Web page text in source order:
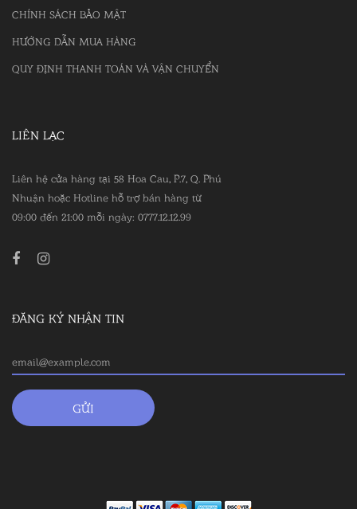
CHÍNH SÁCH BẢO MẬT
HƯỚNG DẪN MUA HÀNG
QUY ĐỊNH THANH TOÁN VÀ VẬN CHUYỂN
LIÊN LẠC
Liên hệ cửa hàng tại 58 Hoa Cau, P.7, Q. Phú
Nhuận hoặc Hotline hỗ trợ bán hàng từ
09:00 đến 21:00 mỗi ngày: 0777.12.12.99
ĐĂNG KÝ NHẬN TIN